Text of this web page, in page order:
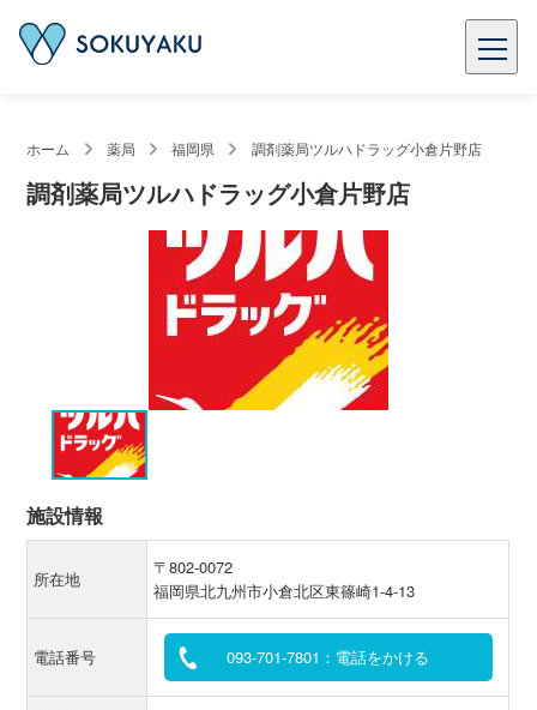
ホーム 薬局 福岡県 調剤薬局ツルハドラッグ小倉片野店
調剤薬局ツルハドラッグ小倉片野店
施設情報
所在地
〒802-0072
福岡県北九州市小倉北区東篠崎1-4-13
電話番号 093-701-7801：電話をかける